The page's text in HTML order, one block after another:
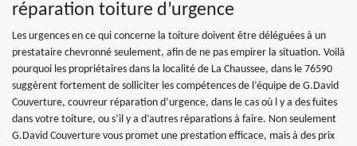
réparation toiture d’urgence
Les urgences en ce qui concerne la toiture doivent être déléguées à un
prestataire chevronné seulement, afin de ne pas empirer la situation. Voilà
pourquoi les propriétaires dans la localité de La Chaussee, dans le 76590
suggèrent fortement de solliciter les compétences de l’équipe de G.David
Couverture, couvreur réparation d’urgence, dans le cas où l y a des fuites
dans votre toiture, ou s’il y a d’autres réparations à faire. Non seulement
G.David Couverture vous promet une prestation efficace, mais à des prix